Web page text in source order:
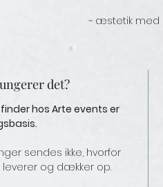
~ æstetik med
det?
hos Arte events er
sendes ikke, hvorfor
leverer og dækker op.